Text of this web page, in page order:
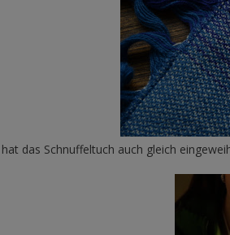
das Schnuffeltuch auch gleich